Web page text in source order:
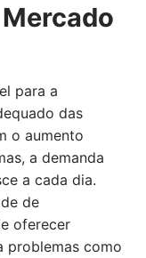
para a
das
o aumento
a demanda
a cada dia.
de
oferecer
problemas como